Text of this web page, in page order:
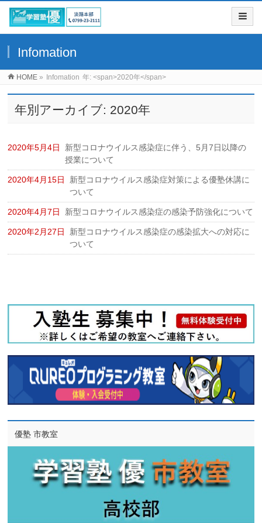
Infomation
HOME » Infomation 年: <span>2020年</span>
年別アーカイブ: 2020年
2020年5月4日
新型コロナウイルス感染症に伴う、5月7日以降の
授業について
2020年4月15日
新型コロナウイルス感染症対策による優塾休講に
ついて
2020年4月7日 新型コロナウイルス感染症の感染予防強化について
2020年2月27日
新型コロナウイルス感染症の感染拡大への対応に
ついて
優塾 市教室